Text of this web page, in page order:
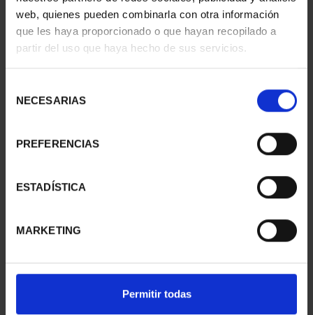
web, quienes pueden combinarla con otra información
que les haya proporcionado o que hayan recopilado a
partir del uso que haya hecho de sus servicios.
NECESARIAS
PREFERENCIAS
ESTADÍSTICA
MARKETING
Permitir todas
registrados
SUSCRIPCIÓN
CAPITALES DE
949,00 €
registrados
SUSCRIPCIÓN
CAPITALES DE
949,00 €
registrados